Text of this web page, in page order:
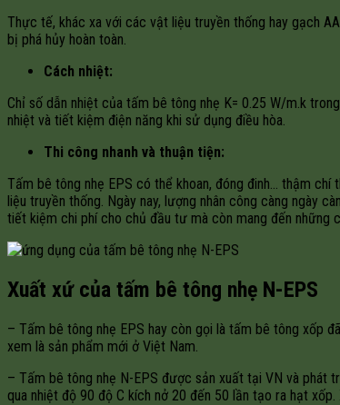
Thực tế, khác xa với các vật liệu truyền thống hay gạch
bị phá hủy hoàn toàn.
Cách nhiệt:
Chỉ số dẫn nhiệt của tấm bê tông nhẹ K= 0.25 W/m.k
nhiệt và tiết kiệm điện năng khi sử dụng điều hòa.
Thi công nhanh và thuận tiện:
Tấm bê tông nhẹ EPS có thể khoan, đóng đinh… thậm
liệu truyền thống. Ngày nay, lượng nhân công càng ngày
tiết kiệm chi phí cho chủ đầu tư mà còn mang đến những
Xuất xứ của tấm bê tông nhẹ N-EPS
– Tấm bê tông nhẹ EPS hay còn gọi là tấm bê tông xốp
xem là sản phẩm mới ở Việt Nam.
– Tấm bê tông nhẹ N-EPS được sản xuất tại VN và phát
qua nhiệt độ 90 độ C kích nở 20 đến 50 lần tạo ra hạt